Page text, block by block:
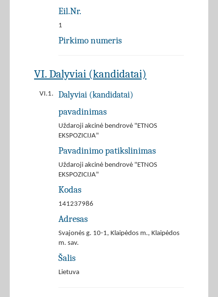
Eil.Nr.
1
Pirkimo numeris
VI. Dalyviai (kandidatai)
VI.1. Dalyviai (kandidatai)
pavadinimas
Uždaroji akcinė bendrovė "ETNOS
EKSPOZICIJA"
Pavadinimo patikslinimas
Uždaroji akcinė bendrovė "ETNOS
EKSPOZICIJA"
Kodas
141237986
Adresas
Svajonės g. 10-1, Klaipėdos m., Klaipėdos
m. sav.
Šalis
Lietuva